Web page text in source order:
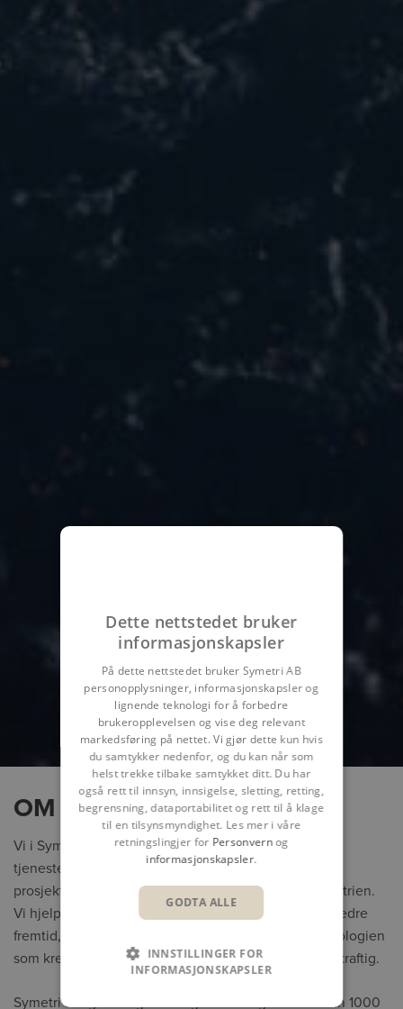
OM SYMETRI
Vi i Symetri utvikler og leverer tekniske løsninger og
tjenester til virksomheter innen arkitektur, bygg- og
prosjektutvikling, konstruksjon og produksjonsindustrien.
Vi hjelper mennesker med å jobbe smartere for en bedre
fremtid, gjennom å tilby de den ekspertisen og teknologien
som kreves for å kunne jobbe mer effektivt og bærekraftig.
Symetri ble grunnlagt i Sverige i 1989 og har mer enn 1000
Dette nettstedet bruker
informasjonskapsler
På dette nettstedet bruker Symetri AB
personopplysninger, informasjonskapsler og
lignende teknologi for å forbedre
brukeropplevelsen og vise deg relevant
markedsføring på nettet. Vi gjør dette kun hvis
du samtykker nedenfor, og du kan når som
helst trekke tilbake samtykket ditt. Du har
også rett til innsyn, innsigelse, sletting, retting,
begrensning, dataportabilitet og rett til å klage
til en tilsynsmyndighet. Les mer i våre
retningslingjer for Personvernog
informasjonskapsler.
GODTA ALLE
INNSTILLINGER FOR
INFORMASJONSKAPSLER